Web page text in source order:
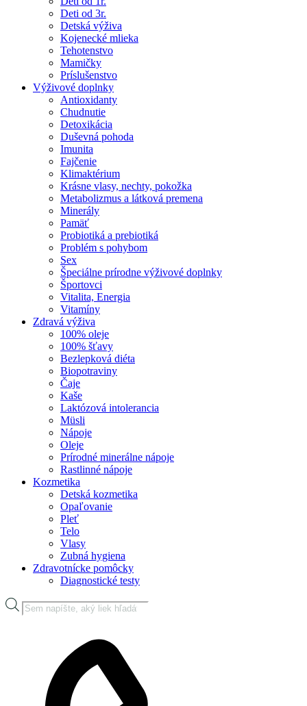
Deti od 3r.
Detská výživa
Kojenecké mlieka
Tehotenstvo
Mamičky
Príslušenstvo
Výživové doplnky
Antioxidanty
Chudnutie
Detoxikácia
Duševná pohoda
Imunita
Fajčenie
Klimaktérium
Krásne vlasy, nechty, pokožka
Metabolizmus a látková premena
Minerály
Pamäť
Probiotiká a prebiotiká
Problém s pohybom
Sex
Špeciálne prírodne výživové doplnky
Športovci
Vitalita, Energia
Vitamíny
Zdravá výživa
100% oleje
100% šťavy
Bezlepková diéta
Biopotraviny
Čaje
Kaše
Laktózová intolerancia
Müsli
Nápoje
Oleje
Prírodné minerálne nápoje
Rastlinné nápoje
Kozmetika
Detská kozmetika
Opaľovanie
Pleť
Telo
Vlasy
Zubná hygiena
Zdravotnícke pomôcky
Diagnostické testy
Products
search